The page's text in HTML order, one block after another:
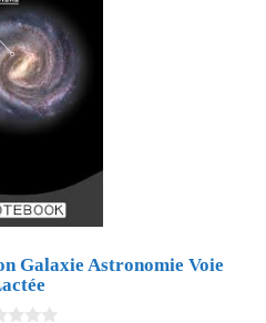
Galaxie Astronomie Voie